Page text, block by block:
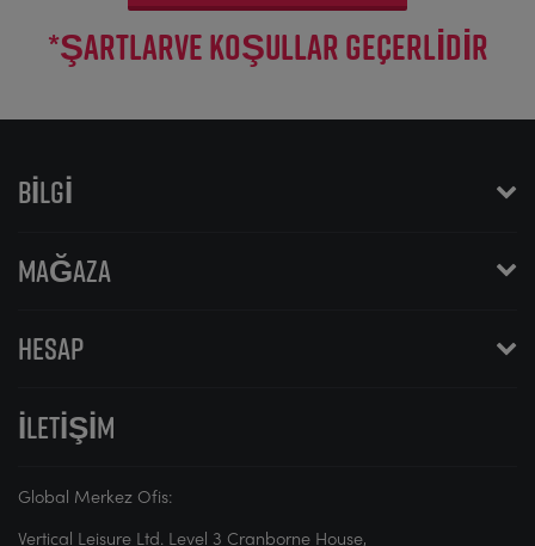
*ŞARTLARVE KOŞULLAR GEÇERLIDIR
BILGI
MAĞAZA
HESAP
İLETIŞIM
Global Merkez Ofis:
Vertical Leisure Ltd. Level 3 Cranborne House,